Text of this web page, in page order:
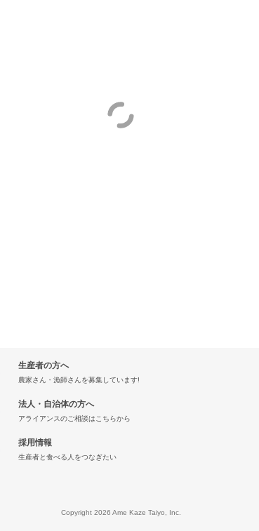
生産者の方へ
農家さん・漁師さんを募集しています!
法人・自治体の方へ
アライアンスのご相談はこちらから
採用情報
生産者と食べる人をつなぎたい
Copyright 2026 Ame Kaze Taiyo, Inc.